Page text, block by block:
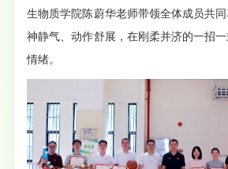
生物质学院陈蔚华老师带领全体成员共
神静气、动作舒展，在刚柔并济的一招
情绪。